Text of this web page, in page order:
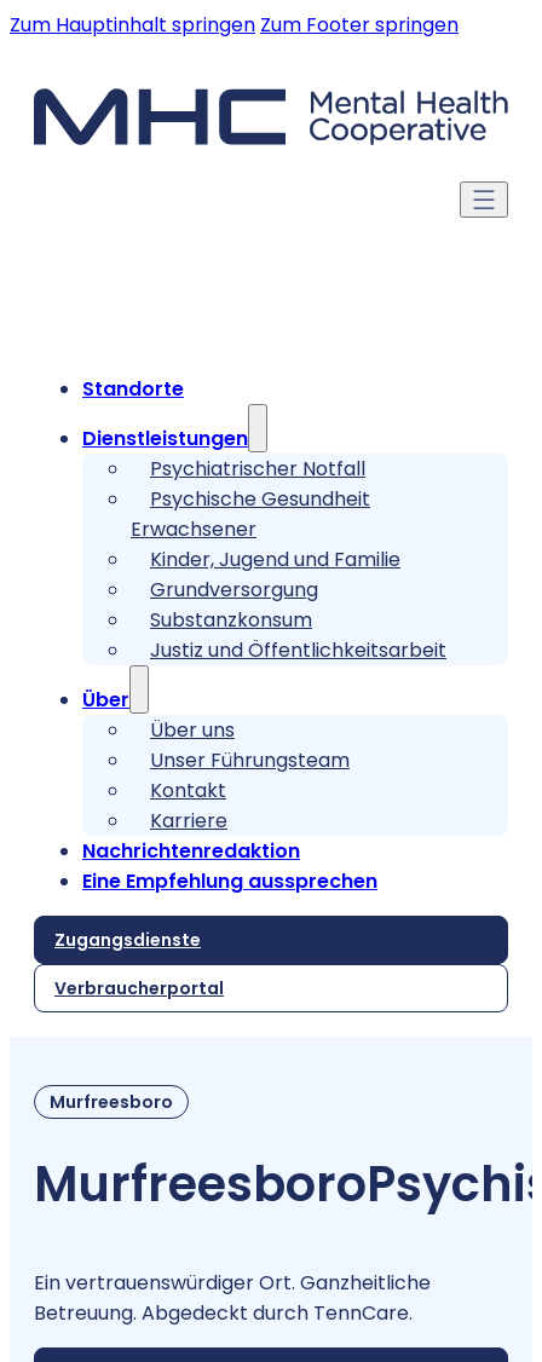
Zum Hauptinhalt springen Zum Footer springen
Standorte
Dienstleistungen
Psychiatrischer Notfall
Psychische Gesundheit
Erwachsener
Kinder, Jugend und Familie
Grundversorgung
Substanzkonsum
Justiz und Öffentlichkeitsarbeit
Über
Über uns
Unser Führungsteam
Kontakt
Karriere
Nachrichtenredaktion
Eine Empfehlung aussprechen
Zugangsdienste
Verbraucherportal
Murfreesboro
Murfreesboro
Ein vertrauenswürdiger Ort. Ganzheitliche
Betreuung. Abgedeckt durch TennCare.